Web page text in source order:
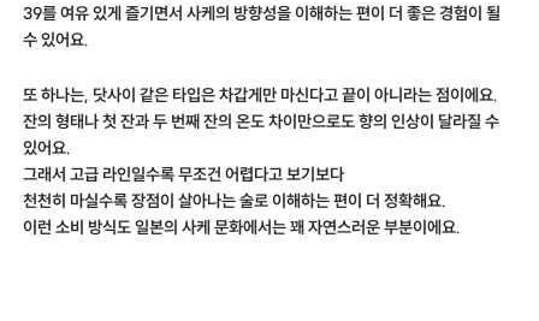
39를 여유 있게 즐기면서 사케의 방향성을 이해하는 편이 더 좋은 경험이 될
수 있어요.
또 하나는, 닷사이 같은 타입은 차갑게만 마신다고 끝이 아니라는 점이에요.
잔의 형태나 첫 잔과 두 번째 잔의 온도 차이만으로도 향의 인상이 달라질 수
있어요.
그래서 고급 라인일수록 무조건 어렵다고 보기보다
천천히 마실수록 장점이 살아나는 술로 이해하는 편이 더 정확해요.
이런 소비 방식도 일본의 사케 문화에서는 꽤 자연스러운 부분이에요.